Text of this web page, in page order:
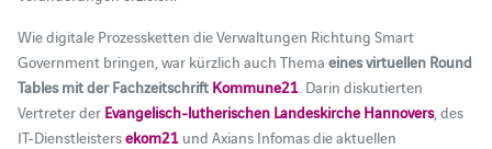
Wie digitale Prozessketten die Verwaltungen Richtung Smart
Government bringen, war kürzlich auch Thema eines virtuellen Round
Tables mit der Fachzeitschrift Kommune21. Darin diskutierten
Vertreter derEvangelisch-lutherischen Landeskirche Hannovers, des
IT-Dienstleistersekom21und Axians Infomas die aktuellen